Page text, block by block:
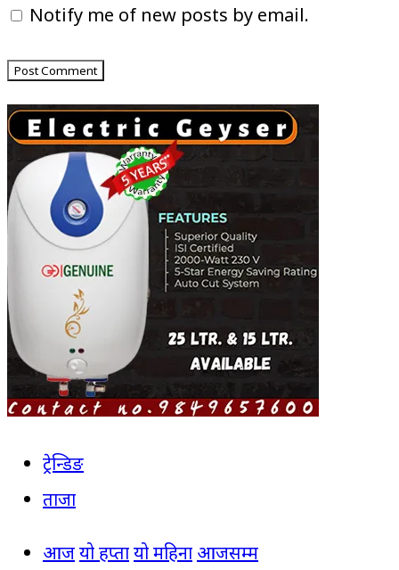
Notify me of new posts by email.
ट्रेन्डिङ
ताजा
आजयो हप्तायो महिना आजसम्म